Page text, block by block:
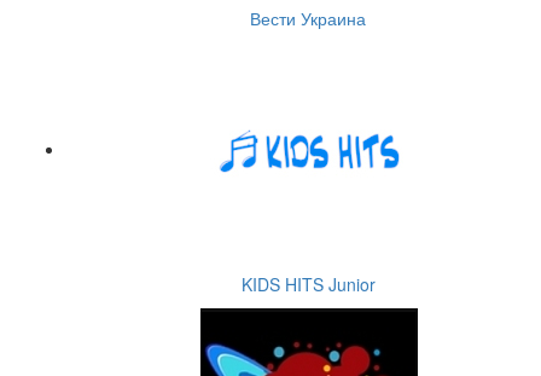
Вести Украина
KIDS HITS Junior